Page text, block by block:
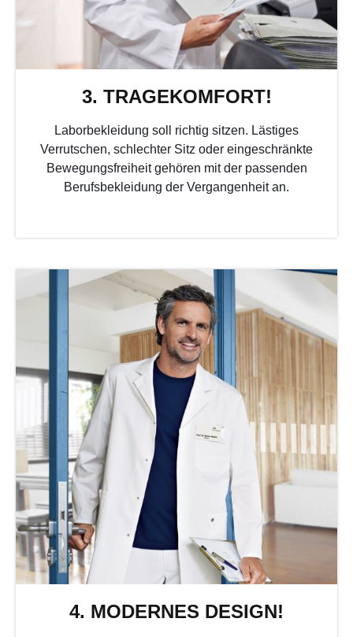
3. TRAGEKOMFORT!
Laborbekleidung soll richtig sitzen. Lästiges
Verrutschen, schlechter Sitz oder eingeschränkte
Bewegungsfreiheit gehören mit der passenden
Berufsbekleidung der Vergangenheit an.
4. MODERNES DESIGN!